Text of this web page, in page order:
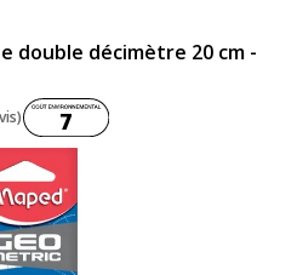
double décimètre 20 cm -
Coût environnemental :
7